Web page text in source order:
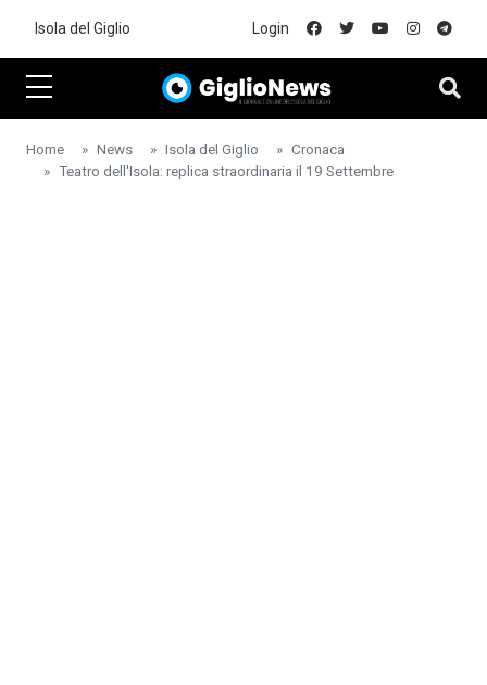
Isola del Giglio Login
Home News Isola del Giglio
Cronaca
Teatro dell'Isola: replica straordinaria il 19 Settembre